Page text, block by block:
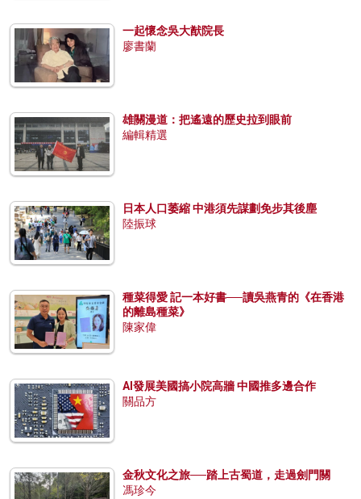
一起懷念吳大猷院長
廖書蘭
雄關漫道：把遙遠的歷史拉到眼前
編輯精選
日本人口萎縮 中港須先謀劃免步其後塵
陸振球
種菜得愛 記一本好書──讀吳燕青的《在香港
的離島種菜》
陳家偉
AI發展美國搞小院高牆 中國推多邊合作
關品方
金秋文化之旅──踏上古蜀道，走過劍門關
馮珍今